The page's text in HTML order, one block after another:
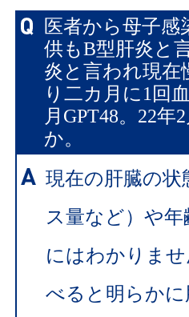
医者から母子
供もB型肝炎と
炎と言われ現在
り二カ月に1回
月GPT48。22
か。
現在の肝臓の状
ス量など）や
にはわかりま
べると明らか